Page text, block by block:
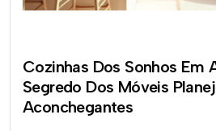
Cozinhas Dos Sonhos Em
Segredo Dos Móveis
Aconchegantes